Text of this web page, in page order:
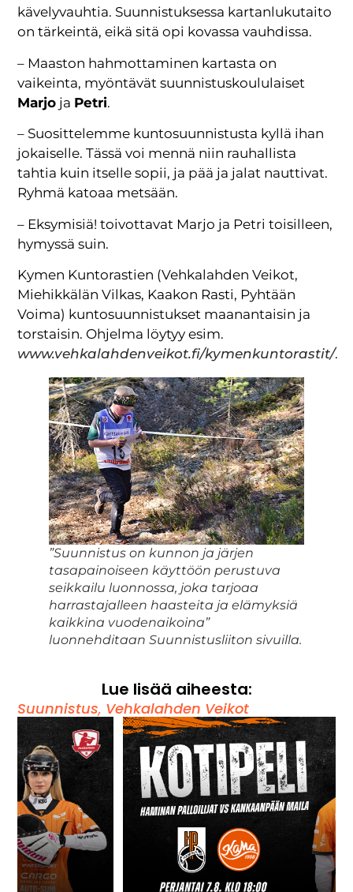
kävelyvauhtia. Suunnistuksessa kartanlukutaito
on tärkeintä, eikä sitä opi kovassa vauhdissa.
– Maaston hahmottaminen kartasta on
vaikeinta, myöntävät suunnistuskoululaiset
Marjo ja Petri.
– Suosittelemme kuntosuunnistusta kyllä ihan
jokaiselle. Tässä voi mennä niin rauhallista
tahtia kuin itselle sopii, ja pää ja jalat nauttivat.
Ryhmä katoaa metsään.
– Eksymisiä! toivottavat Marjo ja Petri toisilleen,
hymyssä suin.
Kymen Kuntorastien (Vehkalahden Veikot,
Miehikkälän Vilkas, Kaakon Rasti, Pyhtään
Voima) kuntosuunnistukset maanantaisin ja
torstaisin. Ohjelma löytyy esim.
www.vehkalahdenveikot.fi/kymenkuntorastit/.
”Suunnistus on kunnon ja järjen
tasapainoiseen käyttöön perustuva
seikkailu luonnossa, joka tarjoaa
harrastajalleen haasteita ja elämyksiä
kaikkina vuodenaikoina”
luonnehditaan Suunnistusliiton sivuilla.
Lue lisää aiheesta:
Suunnistus, Vehkalahden Veikot